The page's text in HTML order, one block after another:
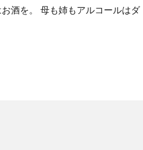
酒を。 母も姉もアルコールはダ